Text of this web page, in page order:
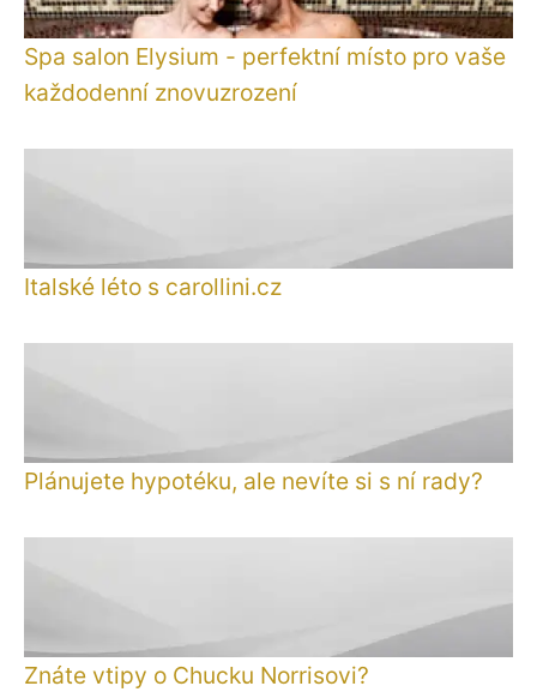
Spa salon Elysium - perfektní místo pro vaše
každodenní znovuzrození
Italské léto s carollini.cz
Plánujete hypotéku, ale nevíte si s ní rady?
Znáte vtipy o Chucku Norrisovi?